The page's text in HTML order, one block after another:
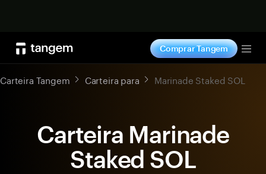
Comprar Tangem
Carteira Tangem Carteira para Marinade Staked SOL
Carteira Marinade
Staked SOL